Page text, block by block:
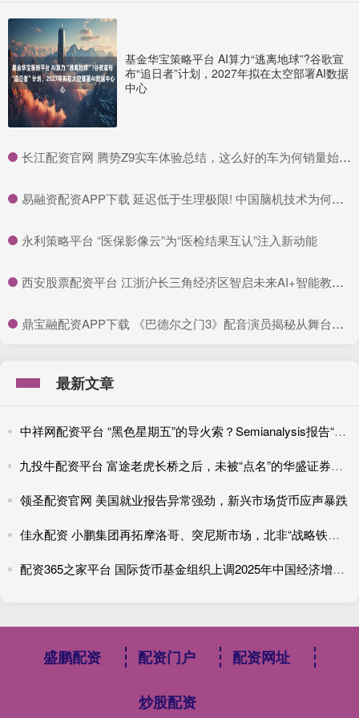
基金华宝策略平台 AI算力“逃离地球”?谷歌宣
布“追日者”计划，2027年拟在太空部署AI数据
中心
​长江配资官网 腾势Z9实车体验总结，这么好的车为何销量始终未见起色，或在于产品定位和市场认知尚未突破
​易融资配资APP下载 延迟低于生理极限! 中国脑机技术为何让瘫痪者重获新生?
​永利策略平台 “医保影像云”为“医检结果互认”注入新动能
​西安股票配资平台 江浙沪长三角经济区智启未来AI+智能教育合作大会在盐城举行
​鼎宝融配资APP下载 《巴德尔之门3》配音演员揭秘从舞台到游戏的挑战与乐趣
最新文章
中祥网配资平台 “黑色星期五”的导火索？Semianalysis报告“重创”美光
九投牛配资平台 富途老虎长桥之后，未被“点名”的华盛证券也将清理内地业务
领圣配资官网 美国就业报告异常强劲，新兴市场货币应声暴跌
佳永配资 小鹏集团再拓摩洛哥、突尼斯市场，北非“战略铁三角”成型
配资365之家平台 国际货币基金组织上调2025年中国经济增速预期
盛鹏配资 配资门户 配资网址
炒股配资